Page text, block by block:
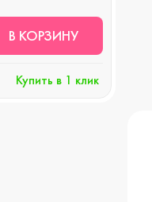
В КОРЗИНУ
Купить в 1 клик